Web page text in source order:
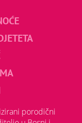
porodični